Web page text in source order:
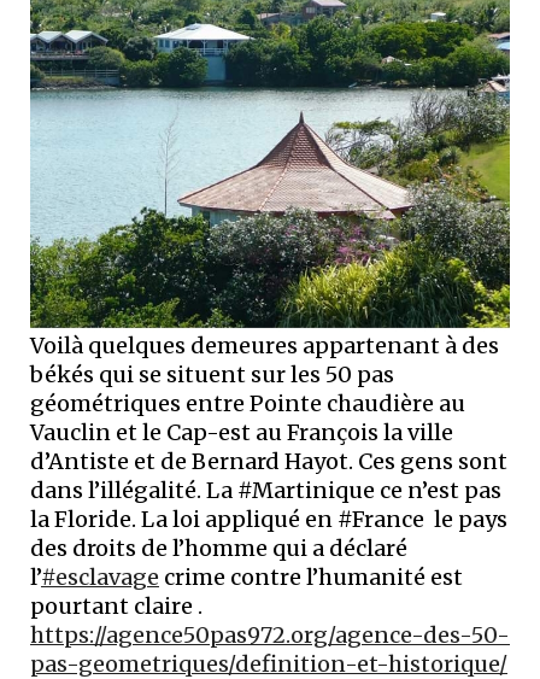
Voilà quelques demeures appartenant à des
békés qui se situent sur les 50 pas
géométriques entre Pointe chaudière au
Vauclin et le Cap-est au François la ville
d’Antiste et de Bernard Hayot. Ces gens sont
dans l’illégalité. La #Martinique ce n’est pas
la Floride. La loi appliqué en #France le pays
des droits de l’homme qui a déclaré
l’#esclavage crime contre l’humanité est
pourtant claire .
https://agence50pas972.org/agence-des-50-
pas-geometriques/definition-et-historique/